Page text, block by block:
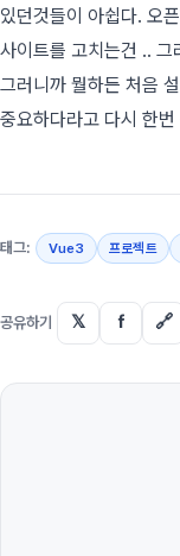
있던것들이 아쉽다. 오
사이트를 고치는건 ..
그러니까 뭘하든 처음
중요하다라고 다시 한
태그: Vue3 프로젝트
공유하기 𝕏 f 🔗